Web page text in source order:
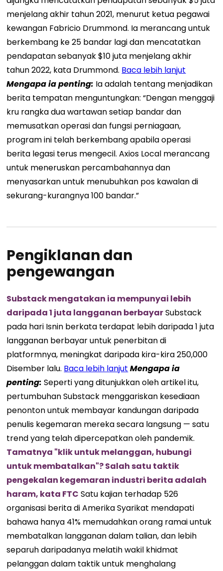
menjelang akhir tahun 2021, menurut ketua pegawai
kewangan Fabricio Drummond. Ia merancang untuk
berkembang ke 25 bandar lagi dan mencatatkan
pendapatan sebanyak $10 juta menjelang akhir
tahun 2022, kata Drummond. Baca lebih lanjut
Mengapa ia penting: Ia adalah tentang menjadikan
berita tempatan menguntungkan: “Dengan menggaji
kru rangka dua wartawan setiap bandar dan
memusatkan operasi dan fungsi perniagaan,
program ini telah berkembang apabila operasi
berita legasi terus mengecil. Axios Local merancang
untuk meneruskan percambahannya dan
menyasarkan untuk menubuhkan pos kawalan di
sekurang-kurangnya 100 bandar.”
Pengiklanan dan
pengewangan
Substack mengatakan ia mempunyai lebih
daripada 1 juta langganan berbayarSubstack
pada hari Isnin berkata terdapat lebih daripada 1 juta
langganan berbayar untuk penerbitan di
platformnya, meningkat daripada kira-kira 250,000
Disember lalu. Baca lebih lanjut Mengapa ia
penting:Seperti yang ditunjukkan oleh artikel itu,
pertumbuhan Substack menggariskan kesediaan
penonton untuk membayar kandungan daripada
penulis kegemaran mereka secara langsung — satu
trend yang telah dipercepatkan oleh pandemik.
Tamatnya "klik untuk melanggan, hubungi
untuk membatalkan"? Salah satu taktik
pengekalan kegemaran industri berita adalah
haram, kata FTC Satu kajian terhadap 526
organisasi berita di Amerika Syarikat mendapati
bahawa hanya 41% memudahkan orang ramai untuk
membatalkan langganan dalam talian, dan lebih
separuh daripadanya melatih wakil khidmat
pelanggan dalam taktik untuk menghalang